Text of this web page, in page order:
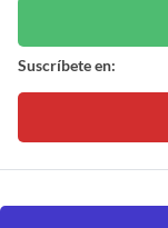
Suscríbete en: